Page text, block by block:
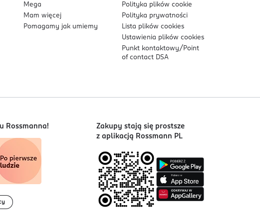
Mega
Mam więcej
Pomagamy jak umiemy
Polityka plikówcookie
Polityka prywatności
Lista plikówcookies
Ustawienia plikówcookies
Punkt kontaktowy/ Point
of contact DSA
Rossmanna!
Zakupy stają się prostsze
z aplikacją Rossmann PL